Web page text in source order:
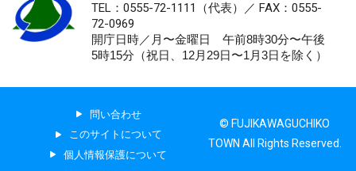
TEL：0555-72-1111 （代表）／ FAX：0555-
72-0969
開庁日時／月〜金曜日 午前8時30分〜午後
5時15分（祝日、12月29日〜1月3日を除く）
問い合わせ
このサイトについて
個人情報保護について
© FUJIKAWAGUCHIKO
TOWN All Rights Reserved.